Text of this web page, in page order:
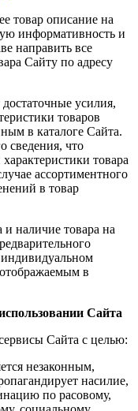
товар описание на
информативность и
направить все
Сайту по адресу
усилия,
товаров
в каталоге Сайта.
сведения, что
товара
ассортиментного
в товар
наличие товара на
в
Сайта
Сайта с целью:
незаконным,
насилие,
по расовому,